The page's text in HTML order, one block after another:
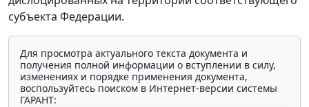
субъекта Федерации.
Для просмотра актуального текста документа и
получения полной информации о вступлении в силу,
изменениях и порядке применения документа,
воспользуйтесь поиском в Интернет-версии системы
ГАРАНТ: